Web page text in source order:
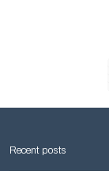
Recent posts